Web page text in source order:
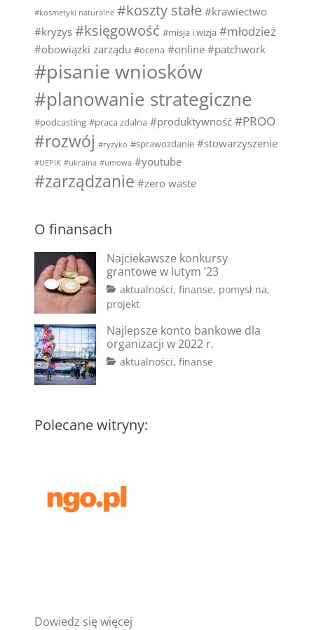
#kosmetyki naturalne #koszty stałe #krawiectwo
#kryzys #księgowość #misja i wizja #młodzież
#obowiązki zarządu #ocena #online #patchwork
#pisanie wniosków
#planowanie strategiczne
#podcasting #praca zdalna #produktywność #PROO
#rozwój #ryzyko #sprawozdanie #stowarzyszenie
#UEPIK #ukraina #umowa #youtube
#zarządzanie #zero waste
O finansach
Najciekawsze konkursy
grantowe w lutym ’23
Categories
aktualności, finanse, pomysł na,
projekt
#fundusze,
#granty,
#konkursy,
lutego
2023
Najlepsze konto bankowe dla
organizacji w 2022 r.
Categories
aktualności, finanse
Polecane witryny:
Dowiedz się więcej